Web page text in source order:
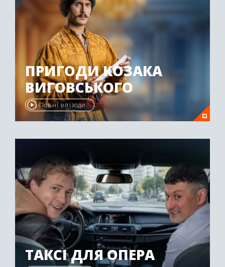
ПРИГОДИ КОЗАКА
ВИГОВСЬКОГО
Повні епізоди
ТАКСІ ДЛЯ ОПЕРА